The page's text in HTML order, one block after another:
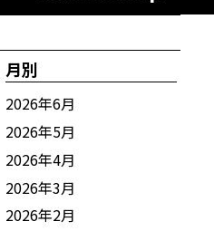
月別
2026年6月
2026年5月
2026年4月
2026年3月
2026年2月